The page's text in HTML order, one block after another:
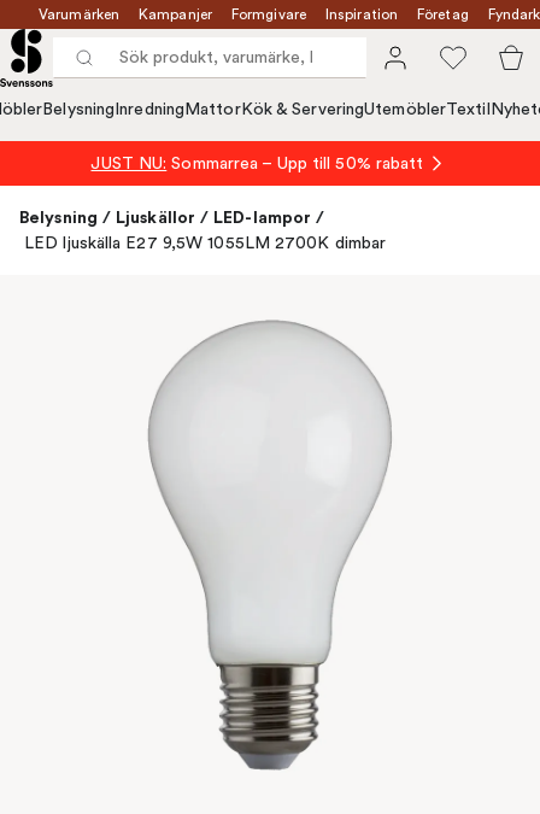
Varumärken Kampanjer Formgivare Inspiration Företag
Belysning Inredning MattorKök & ServeringUtemöblerTextil
JUST NU: Sommarrea – Upp till 50% rabatt
Belysning / Ljuskällor / LED-lampor /
LED ljuskälla E27 9,5W 1055LM 2700K dimbar